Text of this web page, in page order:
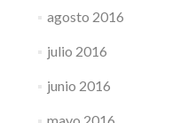
agosto 2016
julio 2016
junio 2016